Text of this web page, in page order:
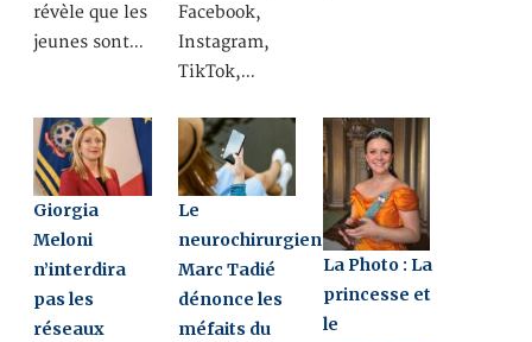
révèle que les
jeunes sont…
Facebook,
Instagram,
TikTok,…
Giorgia
Meloni
n’interdira
pas les
réseaux
Le
neurochirurgien
Marc Tadié
dénonce les
méfaits du
La Photo : La
princesse et
le